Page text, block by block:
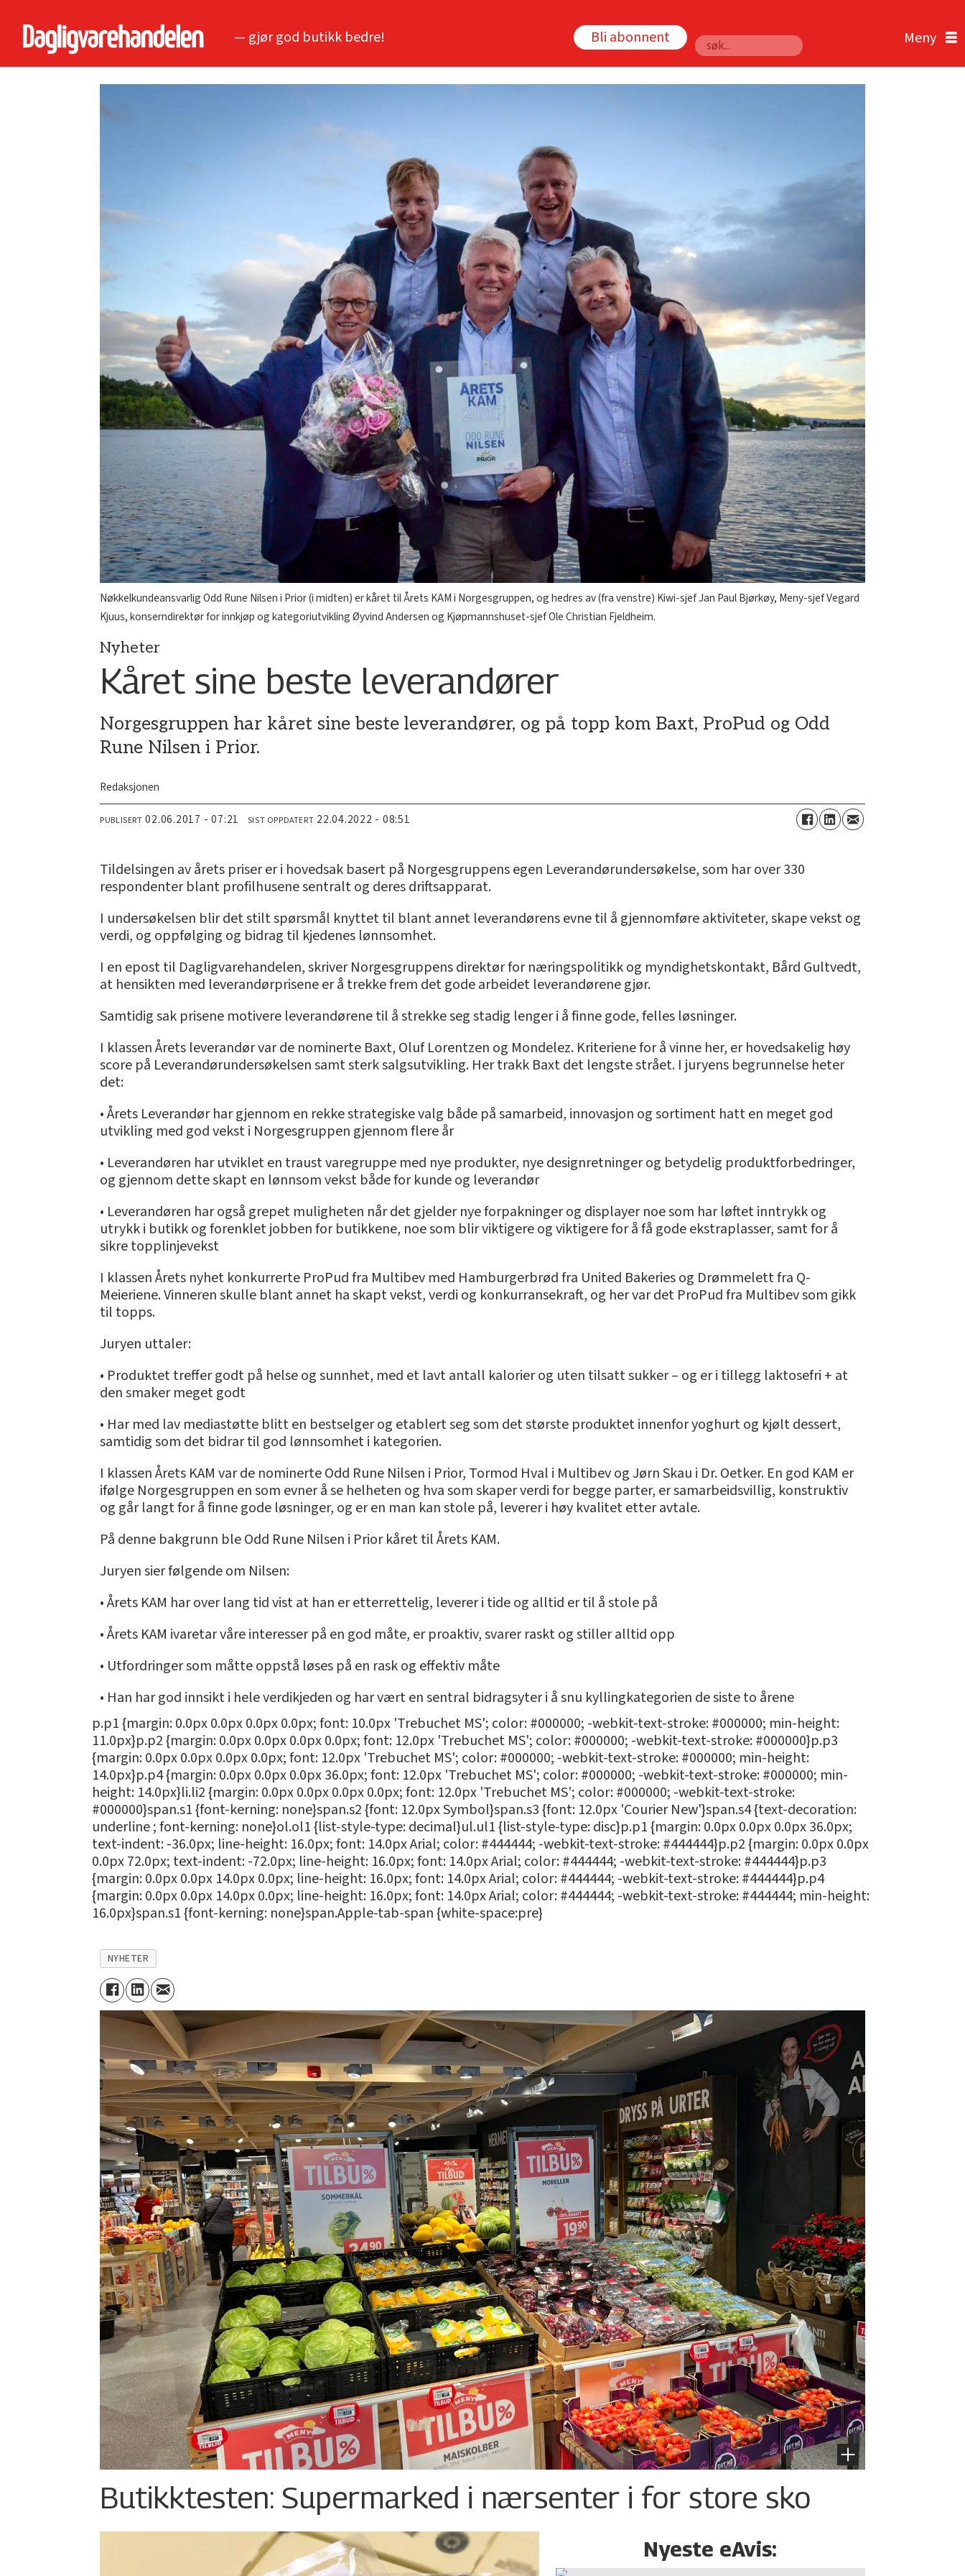
— gjør god butikk bedre! Bli abonnent
Søk
Nøkkelkundeansvarlig Odd Rune Nilsen i Prior (i midten) er kåret til Årets KAM i Norgesgruppen, og hedres av (fra venstre) Kiwi-sjef Jan Paul Bjørkøy, Meny-sjef Vegard
Kjuus, konserndirektør for innkjøp og kategoriutvikling Øyvind Andersen og Kjøpmannshuset-sjef Ole Christian Fjeldheim.
Nyheter
Kåret sine beste leverandører
Norgesgruppen har kåret sine beste leverandører, og på topp kom Baxt, ProPud og Odd
Rune Nilsen i Prior.
Redaksjonen
PUBLISERT 02.06.2017 - 07:21 SIST OPPDATERT 22.04.2022 - 08:51
Tildelsingen av årets priser er i hovedsak basert på Norgesgruppens egen Leverandørundersøkelse, som har over 330
respondenter blant profilhusene sentralt og deres driftsapparat.
I undersøkelsen blir det stilt spørsmål knyttet til blant annet leverandørens evne til å gjennomføre aktiviteter, skape vekst og
verdi, og oppfølging og bidrag til kjedenes lønnsomhet.
I en epost til Dagligvarehandelen, skriver Norgesgruppens direktør for næringspolitikk og myndighetskontakt, Bård Gultvedt,
at hensikten med leverandørprisene er å trekke frem det gode arbeidet leverandørene gjør.
Samtidig sak prisene motivere leverandørene til å strekke seg stadig lenger i å finne gode, felles løsninger.
I klassen Årets leverandør var de nominerte Baxt, Oluf Lorentzen og Mondelez. Kriteriene for å vinne her, er hovedsakelig høy
score på Leverandørundersøkelsen samt sterk salgsutvikling. Her trakk Baxt det lengste strået. I juryens begrunnelse heter
det:
• Årets Leverandør har gjennom en rekke strategiske valg både på samarbeid, innovasjon og sortiment hatt en meget god
utvikling med god vekst i Norgesgruppen gjennom flere år
• Leverandøren har utviklet en traust varegruppe med nye produkter, nye designretninger og betydelig produktforbedringer,
og gjennom dette skapt en lønnsom vekst både for kunde og leverandør
• Leverandøren har også grepet muligheten når det gjelder nye forpakninger og displayer noe som har løftet inntrykk og
utrykk i butikk og forenklet jobben for butikkene, noe som blir viktigere og viktigere for å få gode ekstraplasser, samt for å
sikre topplinjevekst
I klassen Årets nyhet konkurrerte ProPud fra Multibev med Hamburgerbrød fra United Bakeries og Drømmelett fra Q-
Meieriene. Vinneren skulle blant annet ha skapt vekst, verdi og konkurransekraft, og her var det ProPud fra Multibev som gikk
til topps.
Juryen uttaler:
• Produktet treffer godt på helse og sunnhet, med et lavt antall kalorier og uten tilsatt sukker – og er i tillegg laktosefri + at
den smaker meget godt
• Har med lav mediastøtte blitt en bestselger og etablert seg som det største produktet innenfor yoghurt og kjølt dessert,
samtidig som det bidrar til god lønnsomhet i kategorien.
I klassen Årets KAM var de nominerte Odd Rune Nilsen i Prior, Tormod Hval i Multibev og Jørn Skau i Dr. Oetker. En god KAM er
ifølge Norgesgruppen en som evner å se helheten og hva som skaper verdi for begge parter, er samarbeidsvillig, konstruktiv
og går langt for å finne gode løsninger, og er en man kan stole på, leverer i høy kvalitet etter avtale.
På denne bakgrunn ble Odd Rune Nilsen i Prior kåret til Årets KAM.
Juryen sier følgende om Nilsen:
• Årets KAM har over lang tid vist at han er etterrettelig, leverer i tide og alltid er til å stole på
• Årets KAM ivaretar våre interesser på en god måte, er proaktiv, svarer raskt og stiller alltid opp
• Utfordringer som måtte oppstå løses på en rask og effektiv måte
• Han har god innsikt i hele verdikjeden og har vært en sentral bidragsyter i å snu kyllingkategorien de siste to årene
p.p1 {margin: 0.0px 0.0px 0.0px 0.0px; font: 10.0px 'Trebuchet MS'; color: #000000; -webkit-text-stroke: #000000; min-height:
11.0px}p.p2 {margin: 0.0px 0.0px 0.0px 0.0px; font: 12.0px 'Trebuchet MS'; color: #000000; -webkit-text-stroke: #000000}p.p3
{margin: 0.0px 0.0px 0.0px 0.0px; font: 12.0px 'Trebuchet MS'; color: #000000; -webkit-text-stroke: #000000; min-height:
14.0px}p.p4 {margin: 0.0px 0.0px 0.0px 36.0px; font: 12.0px 'Trebuchet MS'; color: #000000; -webkit-text-stroke: #000000; min-
height: 14.0px}li.li2 {margin: 0.0px 0.0px 0.0px 0.0px; font: 12.0px 'Trebuchet MS'; color: #000000; -webkit-text-stroke:
#000000}span.s1 {font-kerning: none}span.s2 {font: 12.0px Symbol}span.s3 {font: 12.0px 'Courier New'}span.s4 {text-decoration:
underline ; font-kerning: none}ol.ol1 {list-style-type: decimal}ul.ul1 {list-style-type: disc}p.p1 {margin: 0.0px 0.0px 0.0px 36.0px;
text-indent: -36.0px; line-height: 16.0px; font: 14.0px Arial; color: #444444; -webkit-text-stroke: #444444}p.p2 {margin: 0.0px 0.0px
0.0px 72.0px; text-indent: -72.0px; line-height: 16.0px; font: 14.0px Arial; color: #444444; -webkit-text-stroke: #444444}p.p3
{margin: 0.0px 0.0px 14.0px 0.0px; line-height: 16.0px; font: 14.0px Arial; color: #444444; -webkit-text-stroke: #444444}p.p4
{margin: 0.0px 0.0px 14.0px 0.0px; line-height: 16.0px; font: 14.0px Arial; color: #444444; -webkit-text-stroke: #444444; min-height:
16.0px}span.s1 {font-kerning: none}span.Apple-tab-span {white-space:pre}
NYHETER
Butikktesten: Supermarked i nærsenter i for store sko
Nyeste eAvis: